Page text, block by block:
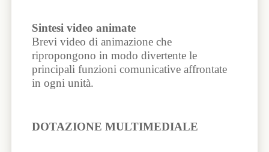
Sintesi video animate
Brevi video di animazione che
ripropongono in modo divertente le
principali funzioni comunicative affrontate
in ogni unità.
DOTAZIONE MULTIMEDIALE